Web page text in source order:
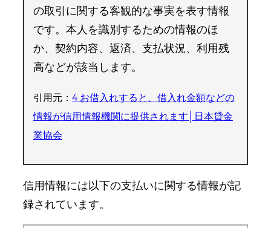
の取引に関する客観的な事実を表す情報
です。本人を識別するための情報のほ
か、契約内容、返済、支払状況、利用残
高などが該当します。
引用元： 4 お借入れすると、借入れ金額などの
情報が信用情報機関に提供されます│日本貸金
業協会
信用情報には以下の支払いに関する情報が記
録されています。